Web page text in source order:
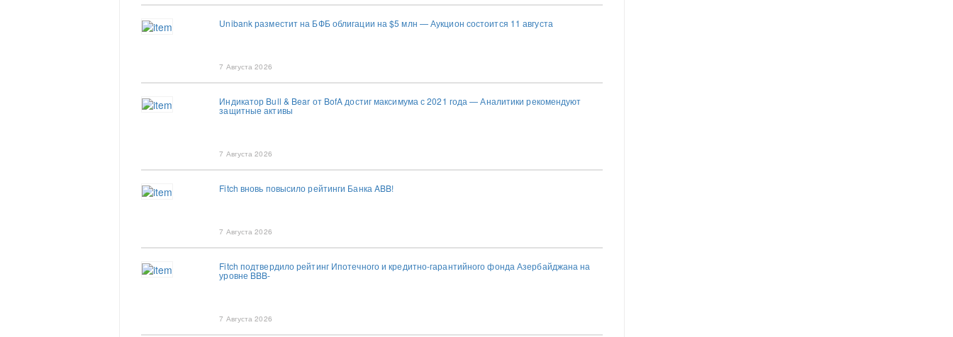
Unibank разместит на БФБ облигации на $5 млн — Аукцион состоится 11 августа
7 Августа 2026
Индикатор Bull & Bear от BofA достиг максимума с 2021 года — Аналитики рекомендуют
защитные активы
7 Августа 2026
Fitch вновь повысило рейтинги Банка ABB!
7 Августа 2026
Fitch подтвердило рейтинг Ипотечного и кредитно-гарантийного фонда Азербайджана на
уровне BBB-
7 Августа 2026